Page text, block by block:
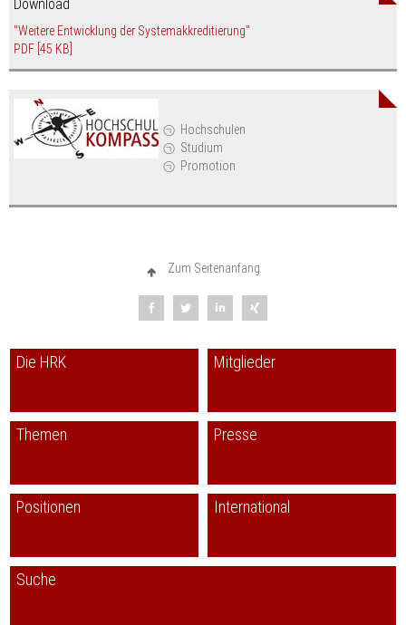
Hochschulen
Studium
Promotion
Download
"Weitere Entwicklung der Systemakkreditierung"
PDF [45 KB]
Zum Seitenanfang
Die HRK Mitglieder
Themen Presse
Positionen International
Suche